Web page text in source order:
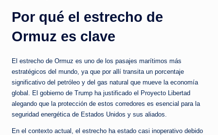
Por qué el estrecho de
Ormuz es clave
El estrecho de Ormuz es uno de los pasajes marítimos más
estratégicos del mundo, ya que por allí transita un porcentaje
significativo del petróleo y del gas natural que mueve la economía
global. El gobierno de Trump ha justificado el Proyecto Libertad
alegando que la protección de estos corredores es esencial para la
seguridad energética de Estados Unidos y sus aliados.
En el contexto actual, el estrecho ha estado casi inoperativo debido